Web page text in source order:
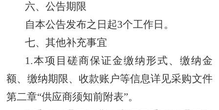
六、公告期限
自本公告发布之日起3个工作日。
七、其他补充事宜
1.本项目磋商保证金缴纳形式、缴纳金
额、缴纳期限、收款账户等信息详见采购文件
第二章“供应商须知前附表”。